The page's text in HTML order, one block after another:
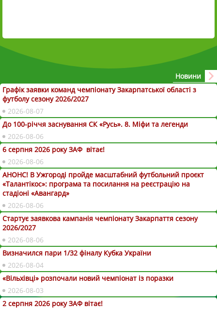
Новини
Графік заявки команд чемпіонату Закарпатської області з
футболу сезону 2026/2027
2026-08-07
До 100-річчя заснування СК «Русь». 8. Міфи та легенди
2026-08-06
6 серпня 2026 року ЗАФ вітає!
2026-08-06
АНОНС! В Ужгороді пройде масштабний футбольний проєкт
«Талантікос»: програма та посилання на реєстрацію на
стадіоні «Авангард»
2026-08-06
Стартує заявкова кампанія чемпіонату Закарпаття сезону
2026/2027
2026-08-06
Визначился пари 1/32 фіналу Кубка України
2026-08-04
«Вільхівці» розпочали новий чемпіонат із поразки
2026-08-03
2 серпня 2026 року ЗАФ вітає!